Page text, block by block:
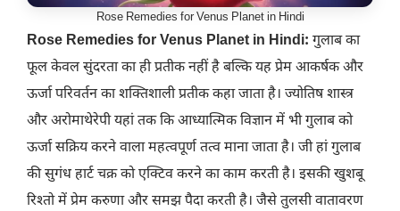
Rose Remedies for Venus Planet in Hindi
Rose Remedies for Venus Planet in Hindi: गुलाब का
फूल केवल सुंदरता का ही प्रतीक नहीं है बल्कि यह प्रेम आकर्षक और
ऊर्जा परिवर्तन का शक्तिशाली प्रतीक कहा जाता है। ज्योतिष शास्त्र
और अरोमाथेरेपी यहां तक कि आध्यात्मिक विज्ञान में भी गुलाब को
ऊर्जा सक्रिय करने वाला महत्वपूर्ण तत्व माना जाता है। जी हां गुलाब
की सुगंध हार्ट चक्र को एक्टिव करने का काम करती है। इसकी खुशबू
रिश्तो में प्रेम करुणा और समझ पैदा करती है। जैसे तुलसी वातावरण